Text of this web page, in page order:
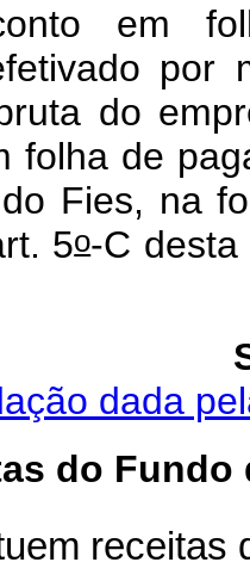
em
por
do
folha de
Fies, na
5o-C
dada
do
receitas